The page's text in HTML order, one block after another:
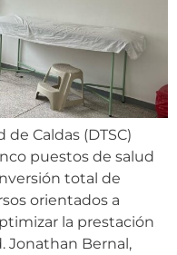
Caldas (DTSC)
puestos de salud
total de
orientados a
la prestación
Jonathan Bernal,